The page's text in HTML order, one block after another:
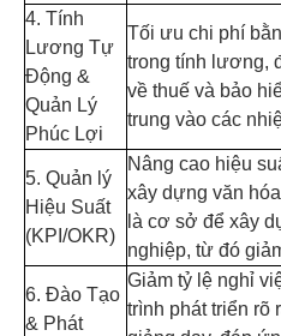
4. Tính
Lương Tự
Động &
Quản Lý
Phúc Lợi
Tối ưu chi phí
trong tính lương,
về thuế và bảo
trung vào các
5. Quản lý
Hiệu Suất
(KPI/OKR)
Nâng cao hiệu
xây dựng văn
là cơ sở để xây
nghiệp, từ đó
6. Đào Tạo
& Phát
Giảm tỷ lệ nghỉ
trình phát triển rõ